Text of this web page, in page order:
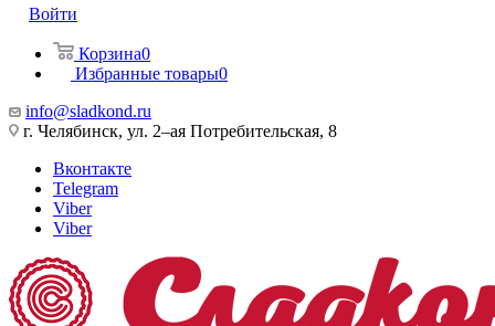
Войти
Корзина0
Избранные товары0
info@sladkond.ru
г. Челябинск, ул. 2–ая Потребительская, 8
Вконтакте
Telegram
Viber
Viber